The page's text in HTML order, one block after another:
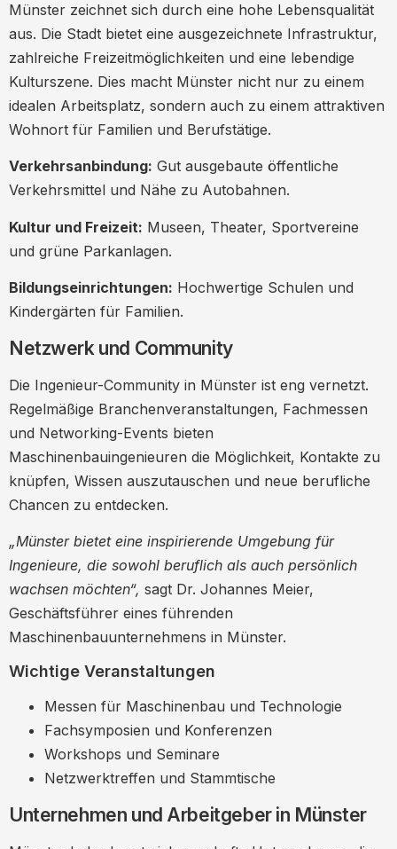
Münster zeichnet sich durch eine hohe Lebensqualität
aus. Die Stadt bietet eine ausgezeichnete Infrastruktur,
zahlreiche Freizeitmöglichkeiten und eine lebendige
Kulturszene. Dies macht Münster nicht nur zu einem
idealen Arbeitsplatz, sondern auch zu einem attraktiven
Wohnort für Familien und Berufstätige.
Verkehrsanbindung: Gut ausgebaute öffentliche
Verkehrsmittel und Nähe zu Autobahnen.
Kultur und Freizeit: Museen, Theater, Sportvereine
und grüne Parkanlagen.
Bildungseinrichtungen: Hochwertige Schulen und
Kindergärten für Familien.
Netzwerk und Community
Die Ingenieur-Community in Münster ist eng vernetzt.
Regelmäßige Branchenveranstaltungen, Fachmessen
und Networking-Events bieten
Maschinenbauingenieuren die Möglichkeit, Kontakte zu
knüpfen, Wissen auszutauschen und neue berufliche
Chancen zu entdecken.
„Münster bietet eine inspirierende Umgebung für
Ingenieure, die sowohl beruflich als auch persönlich
wachsen möchten“, sagt Dr. Johannes Meier,
Geschäftsführer eines führenden
Maschinenbauunternehmens in Münster.
Wichtige Veranstaltungen
Messen für Maschinenbau und Technologie
Fachsymposien und Konferenzen
Workshops und Seminare
Netzwerktreffen und Stammtische
Unternehmen und Arbeitgeber in Münster